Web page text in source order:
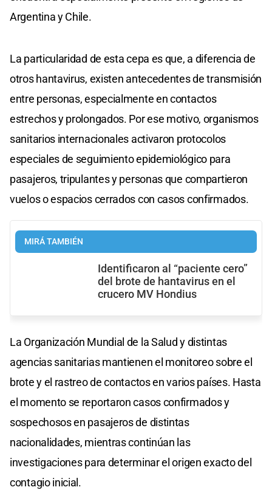
Argentina y Chile.
La particularidad de esta cepa es que, a diferencia de
otros hantavirus, existen antecedentes de transmisión
entre personas, especialmente en contactos
estrechos y prolongados. Por ese motivo, organismos
sanitarios internacionales activaron protocolos
especiales de seguimiento epidemiológico para
pasajeros, tripulantes y personas que compartieron
vuelos o espacios cerrados con casos confirmados.
MIRÁ TAMBIÉN
Identificaron al “paciente cero”
del brote de hantavirus en el
crucero MV Hondius
La Organización Mundial de la Salud y distintas
agencias sanitarias mantienen el monitoreo sobre el
brote y el rastreo de contactos en varios países. Hasta
el momento se reportaron casos confirmados y
sospechosos en pasajeros de distintas
nacionalidades, mientras continúan las
investigaciones para determinar el origen exacto del
contagio inicial.